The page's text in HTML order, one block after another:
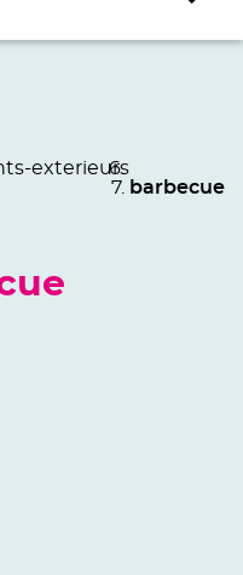
exterieurs
barbecue